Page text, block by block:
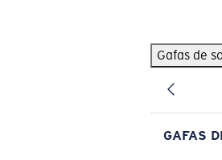
Gafas de
GAFAS
BÚSQUEDAS POPULARES
Pilothouse PRO Limited Edition Pack
Gafas de sol personalizadas
Los más vendidos de gafas de sol